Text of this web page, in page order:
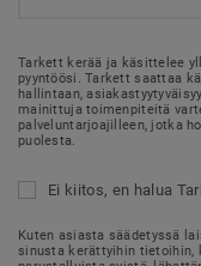
Tarkett kerää ja käsittelee
pyyntöösi. Tarkett saattaa
hallintaan,
mainittuja toimenpiteitä
palveluntarjoajilleen, jotka
puolesta.
Ei kiitos, en halua
Kuten asiasta säädetyssä
sinusta kerättyihin tietoihin,